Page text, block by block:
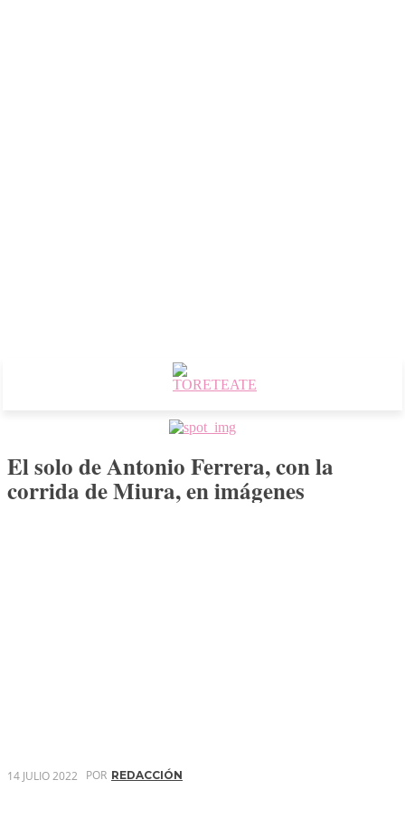
El solo de Antonio Ferrera, con la
corrida de Miura, en imágenes
14 JULIO 2022 POR REDACCIÓN